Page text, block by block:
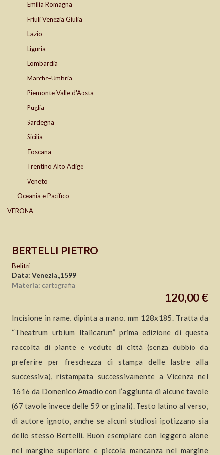
Emilia Romagna
Friuli Venezia Giulia
Lazio
Liguria
Lombardia
Marche-Umbria
Piemonte-Valle d'Aosta
Puglia
Sardegna
Sicilia
Toscana
Trentino Alto Adige
Veneto
Oceania e Pacifico
VERONA
BERTELLI PIETRO
Belitri
Data: Venezia,,1599
Materia: cartografia
120,00 €
Incisione in rame, dipinta a mano, mm 128x185. Tratta da
“Theatrum urbium Italicarum” prima edizione di questa
raccolta di piante e vedute di città (senza dubbio da
preferire per freschezza di stampa delle lastre alla
successiva), ristampata successivamente a Vicenza nel
1616 da Domenico Amadio con l’aggiunta di alcune tavole
(67 tavole invece delle 59 originali). Testo latino al verso,
di autore ignoto, anche se alcuni studiosi ipotizzano sia
dello stesso Bertelli. Buon esemplare con leggero alone
nel margine superiore e piccola mancanza nel margine